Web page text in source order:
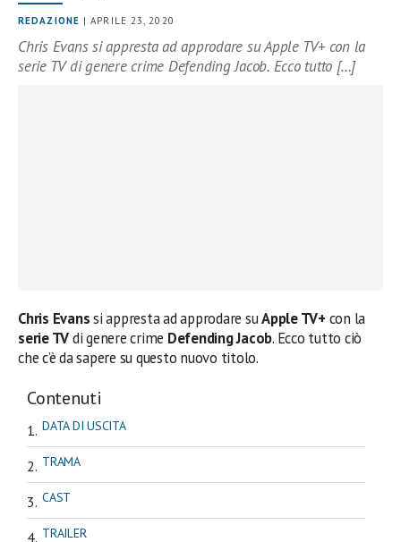
REDAZIONE | APRILE 23, 2020
Chris Evans si appresta ad approdare su Apple TV+ con la
serie TV di genere crime Defending Jacob. Ecco tutto […]
Chris Evanssi appresta ad approdare suApple TV+ con la
serie TVdi genere crime Defending Jacob. Ecco tutto ciò
che c’è da sapere su questo nuovo titolo.
Contenuti
DATA DI USCITA
TRAMA
CAST
TRAILER